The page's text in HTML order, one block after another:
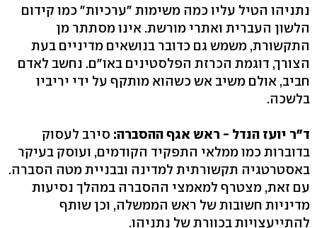
נתניהו הטיל עליו כמה משימות "ערכיות" כמו קידום
הלשון העברית ואתרי מורשת. אינו מסתתר מן
התקשורת, משמש גם כדובר בנושאים מדיניים בעת
הצורך, דוגמת הכרזת הפלסטינים באו"ם. נחשב לאדם
חביב, אולם משיב אש כשהוא מותקף על ידי יריביו
בלשכה.
ד"ר יועז הנדל - ראש אגף ההסברה: סירב לעסוק
בדוברות כמו ממלאי התפקיד הקודמים, ועוסק בעיקר
באסטרטגיה תקשורתית למדינה ובבניית מטה הסברה.
עם זאת, מצטרף למאמצי ההסברה במהלך נסיעות
מדיניות חשובות של ראש הממשלה, וכן שותף
להתייעצויות בכוורת של נתניהו.